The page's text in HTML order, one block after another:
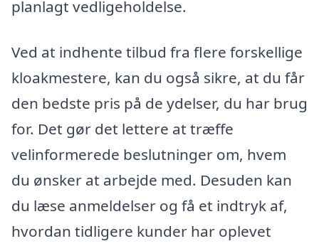
planlagt vedligeholdelse.
Ved at indhente tilbud fra flere forskellige
kloakmestere, kan du også sikre, at du får
den bedste pris på de ydelser, du har brug
for. Det gør det lettere at træffe
velinformerede beslutninger om, hvem
du ønsker at arbejde med. Desuden kan
du læse anmeldelser og få et indtryk af,
hvordan tidligere kunder har oplevet